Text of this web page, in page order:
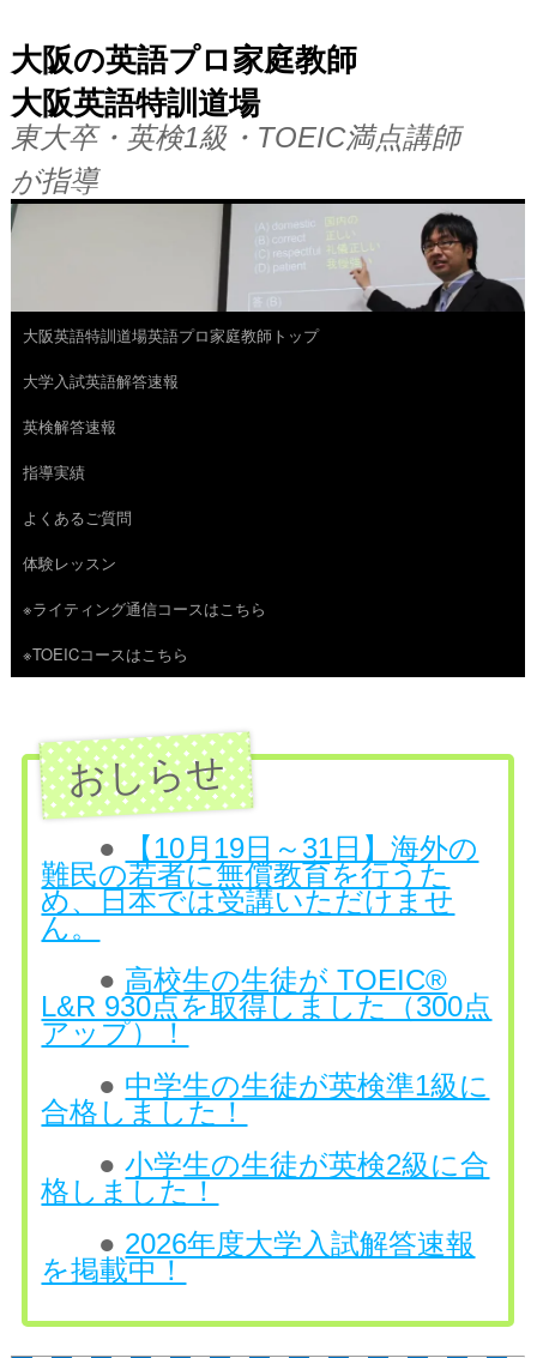
大阪の英語プロ家庭教師
大阪英語特訓道場
東大卒・英検1級・TOEIC満点講師
が指導
コ
ン
テ
ン
ツ
へ
ス
キ
大阪英語特訓道場英語プロ家庭教師トップ
大学入試英語解答速報
英検解答速報
指導実績
よくあるご質問
体験レッスン
※ライティング通信コースはこちら
※TOEICコースはこちら
●
【10月19日～31日】海外の
難民の若者に無償教育を行うた
め、日本では受講いただけませ
ん。
● 高校生の生徒が TOEIC®
L&R 930点を取得しました（300点
アップ）！
● 中学生の生徒が英検準1級に
合格しました！
●小学生の生徒が英検2級に合
格しました！
● 2026年度大学入試解答速報
を掲載中！